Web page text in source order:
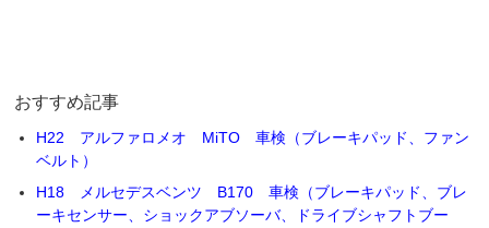
おすすめ記事
H22 アルファロメオ MiTO 車検（ブレーキパッド、ファン
ベルト）
H18 メルセデスベンツ B170 車検（ブレーキパッド、ブレ
ーキセンサー、ショックアブソーバ、ドライブシャフトブー